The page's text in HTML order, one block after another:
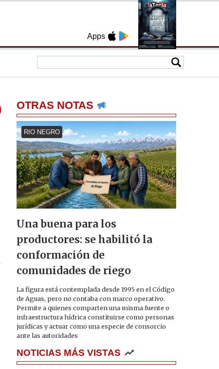
Apps
OTRAS NOTAS
RIO NEGRO
Una buena para los
productores: se habilitó la
conformación de
comunidades de riego
La figura está contemplada desde 1995 en el Código
de Aguas, pero no contaba con marco operativo.
Permite a quienes comparten una misma fuente o
infraestructura hídrica constituirse como personas
jurídicas y actuar como una especie de consorcio
ante las autoridades
NOTICIAS MÁS VISTAS